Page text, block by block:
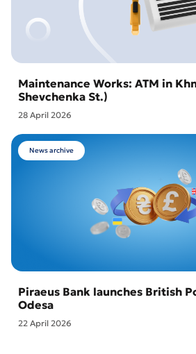
Maintenance Works: ATM in
Shevchenka St.)
28 April 2026
News archive
Piraeus Bank launches British
Odesa
22 April 2026